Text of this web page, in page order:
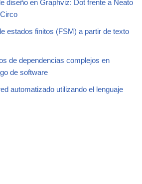
diseño en Graphviz: Dot frente a Neato
estados finitos (FSM) a partir de texto
de dependencias complejos en
de software
automatizado utilizando el lenguaje